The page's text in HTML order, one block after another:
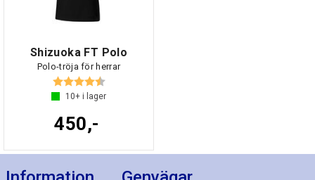
Shizuoka FT Polo
Polo-tröja för herrar
Betyg: 4.5 utav 5 stjärnor
10+ i lager
450,-